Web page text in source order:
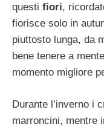
questi fiori,
fiorisce solo in
piuttosto lunga, da
bene tenere a
momento migliore
Durante l’inverno i
marroncini, mentre